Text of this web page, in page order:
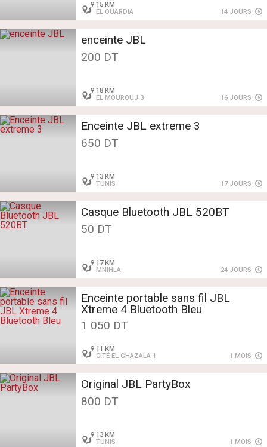
15 KM
EL OUARDIA
14 JOURS
enceinte JBL
200 DT
18 KM
EL MOUROUJ 3
16 JOURS
Enceinte JBL extreme 3
650 DT
13 KM
TUNIS
17 JOURS
Casque Bluetooth JBL 520BT
50 DT
17 KM
MNIHLA
24 JOURS
Enceinte portable sans fil JBL
Xtreme 4 Bluetooth Bleu
1 050 DT
11 KM
CITÉ EL GHAZALA 1
1 MOIS
Original JBL PartyBox
800 DT
13 KM
TUNIS
1 MOIS